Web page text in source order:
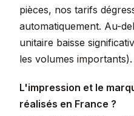
pièces, nos tarifs
automatiquement. Au-
unitaire baisse
les volumes importants).
L'impression et le
réalisés en France ?